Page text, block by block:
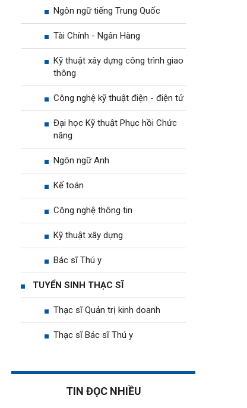
Ngôn ngữ tiếng Trung Quốc
Tài Chính - Ngân Hàng
Kỹ thuật xây dựng công trình giao
thông
Công nghệ kỹ thuật điện - điện tử
Đại học Kỹ thuật Phục hồi Chức
năng
Ngôn ngữ Anh
Kế toán
Công nghệ thông tin
Kỹ thuật xây dựng
Bác sĩ Thú y
TUYỂN SINH THẠC SĨ
Thạc sĩ Quản trị kinh doanh
Thạc sĩ Bác sĩ Thú y
TIN ĐỌC NHIỀU